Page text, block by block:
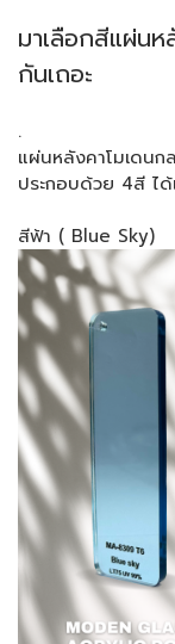
มาเลือกสีแผ่นห
กันเถอะ
.
แผ่นหลังคาโมเดนก
ประกอบด้วย 4สี ไ
สีฟ้า ( Blue Sky)